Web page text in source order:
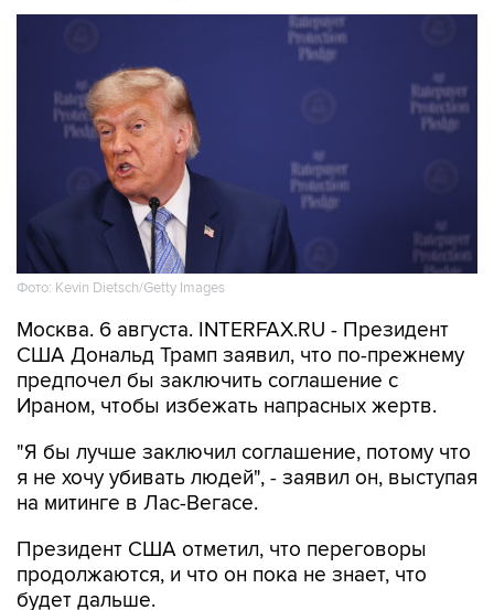
Фото: Kevin Dietsch/Getty Images
Москва. 6 августа. INTERFAX.RU - Президент
США Дональд Трамп заявил, что по-прежнему
предпочел бы заключить соглашение с
Ираном, чтобы избежать напрасных жертв.
"Я бы лучше заключил соглашение, потому что
я не хочу убивать людей", - заявил он, выступая
на митинге в Лас-Вегасе.
Президент США отметил, что переговоры
продолжаются, и что он пока не знает, что
будет дальше.